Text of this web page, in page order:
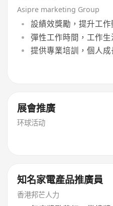
Asipre marketing Group
設績效獎勵，提升工作
彈性工作時間，工作
提供專業培訓，個人成
展會推廣
环球活动
知名家電產品推廣員
香港邦芒人力